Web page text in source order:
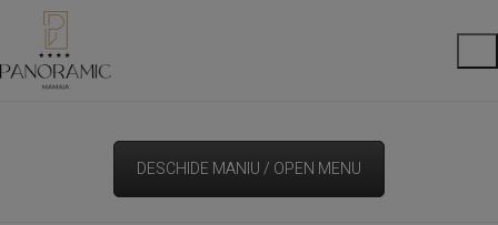
DESCHIDE MANIU / OPEN MENU